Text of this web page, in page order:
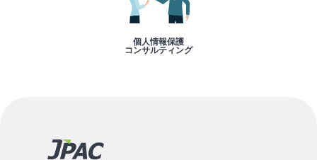
個人情報保護
コンサルティング